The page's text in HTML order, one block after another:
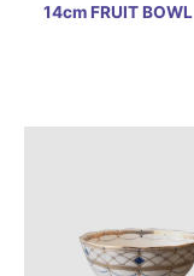
14cm FRUIT BOWL